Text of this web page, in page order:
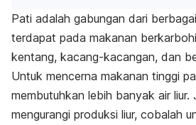
Pati adalah gabungan dari
terdapat pada makanan
kentang, kacang-kacangan, dan
Untuk mencerna makanan tinggi
membutuhkan lebih banyak air liur.
mengurangi produksi liur, cobalah